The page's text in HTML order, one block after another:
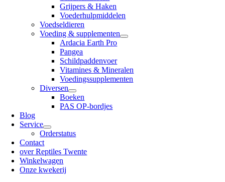
Grijpers & Haken
Voederhulpmiddelen
Voedseldieren
Voeding & supplementen
Ardacia Earth Pro
Pangea
Schildpaddenvoer
Vitamines & Mineralen
Voedingssupplementen
Diversen
Boeken
PAS OP-bordjes
Blog
Service
Orderstatus
Contact
over Reptiles Twente
Winkelwagen
Onze kwekerij